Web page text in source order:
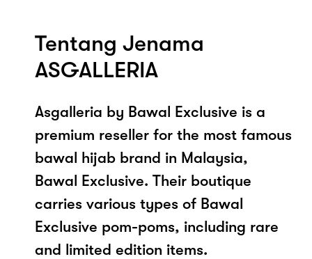
Tentang Jenama
ASGALLERIA
Asgalleria by Bawal Exclusive is a
premium reseller for the most famous
bawal hijab brand in Malaysia,
Bawal Exclusive. Their boutique
carries various types of Bawal
Exclusive pom-poms, including rare
and limited edition items.